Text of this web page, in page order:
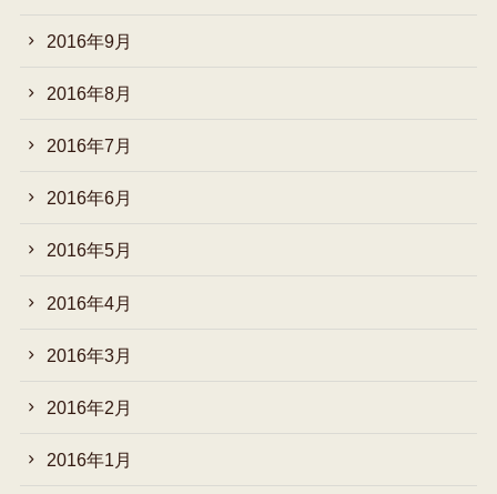
2016年9月
2016年8月
2016年7月
2016年6月
2016年5月
2016年4月
2016年3月
2016年2月
2016年1月